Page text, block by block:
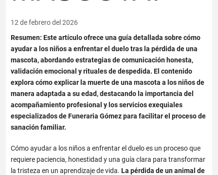
12 de febrero del 2026
Resumen: Este artículo ofrece una guía detallada sobre cómo
ayudar a los niños a enfrentar el duelo tras la pérdida de una
mascota, abordando estrategias de comunicación honesta,
validación emocional y rituales de despedida. El contenido
explora cómo explicar la muerte de una mascota a los niños de
manera adaptada a su edad, destacando la importancia del
acompañamiento profesional y los servicios exequiales
especializados de Funeraria Gómez para facilitar el proceso de
sanación familiar.
Cómo ayudar a los niños a enfrentar el dueloes un proceso que
requiere paciencia, honestidad y una guía clara para transformar
la tristeza en un aprendizaje de vida.La pérdida de un animal de